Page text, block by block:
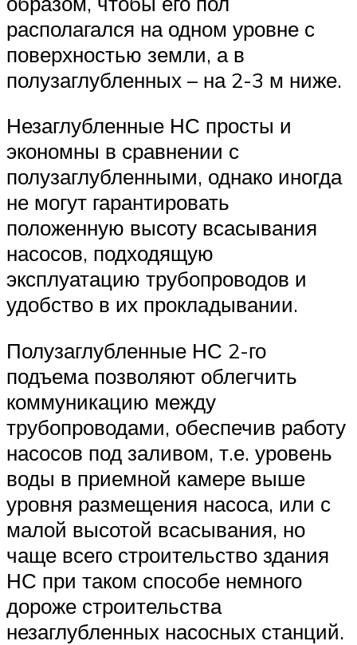
располагался на одном уровне с
поверхностью земли, а в
полузаглубленных – на 2-3 м ниже.
Незаглубленные НС просты и
экономны в сравнении с
полузаглубленными, однако иногда
не могут гарантировать
положенную высоту всасывания
насосов, подходящую
эксплуатацию трубопроводов и
удобство в их прокладывании.
Полузаглубленные НС 2-го
подъема позволяют облегчить
коммуникацию между
трубопроводами, обеспечив работу
насосов под заливом, т.е. уровень
воды в приемной камере выше
уровня размещения насоса, или с
малой высотой всасывания, но
чаще всего строительство здания
НС при таком способе немного
дороже строительства
незаглубленных насосных станций.